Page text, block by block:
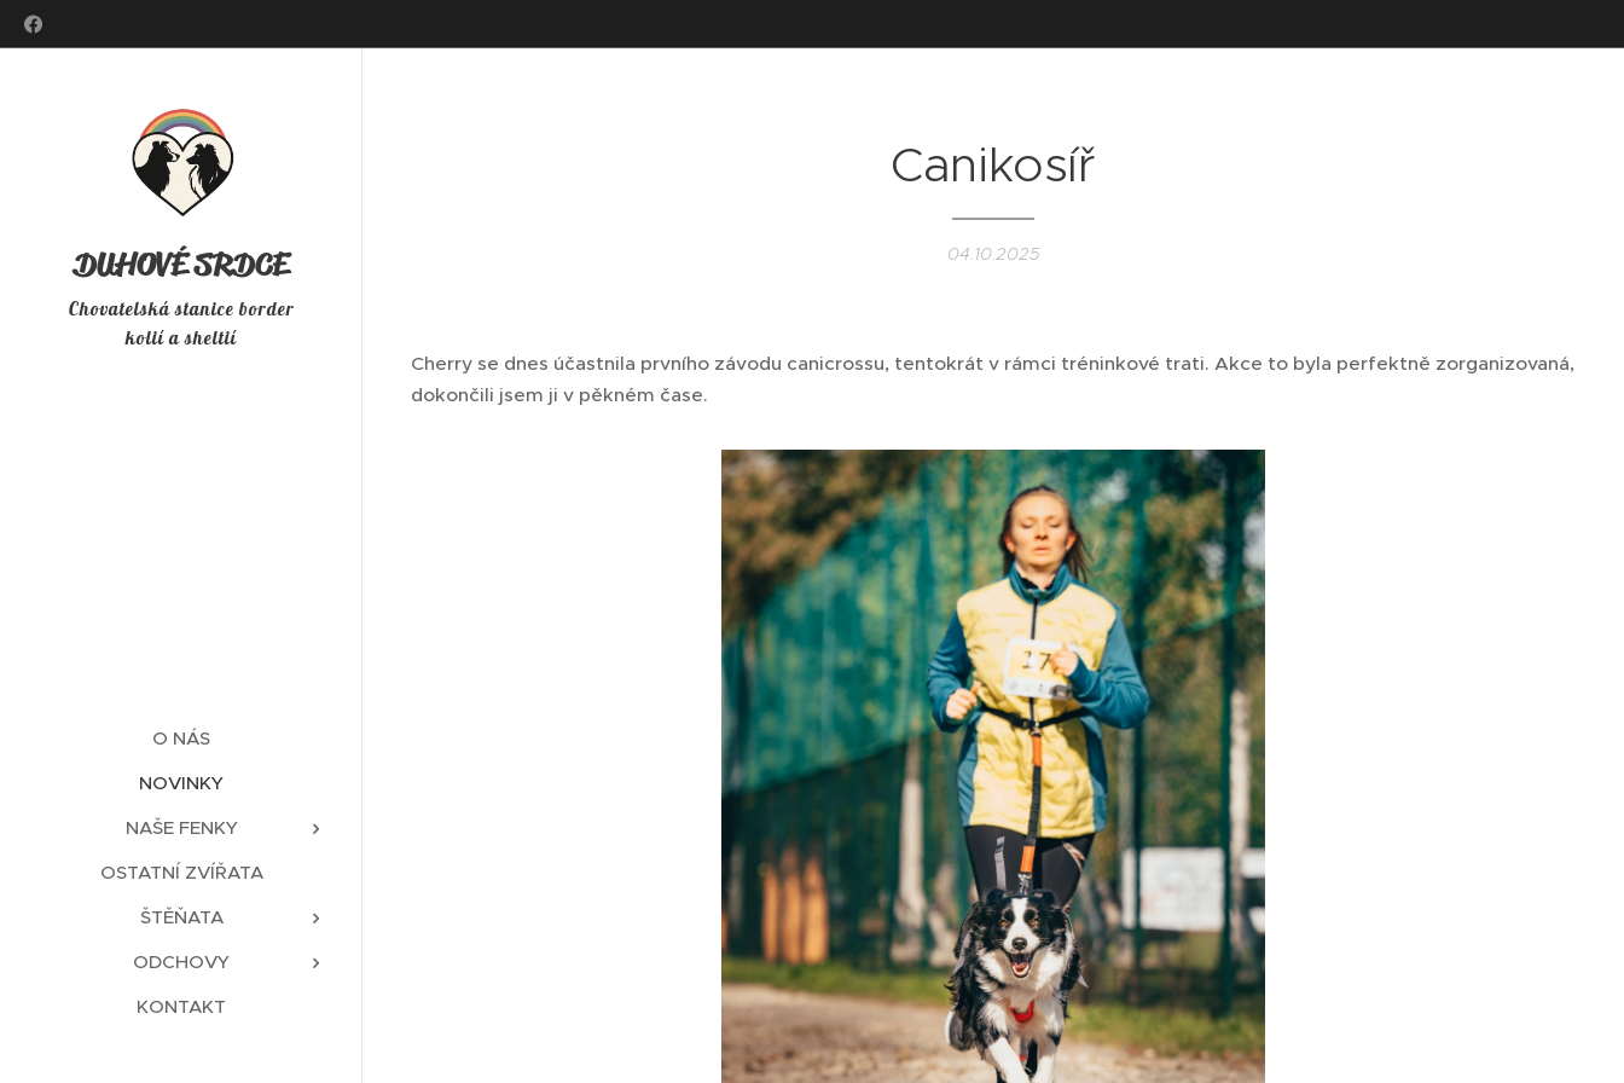
DUHOVÉ SRDCE
Chovatelská stanice border
kolií a sheltií
O NÁS
NOVINKY
NAŠE FENKY
OSTATNÍ ZVÍŘATA
ŠTĚŇATA
ODCHOVY
KONTAKT
Canikosíř
04.10.2025
Cherry se dnes účastnila prvního závodu canicrossu, tentokrát v rámci tréninkové trati. Akce to byla perfektně zorganizovaná,
dokončili jsem ji v pěkném čase.